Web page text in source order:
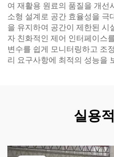
여 재활용 원료의 품질을 개선
소형 설계로 공간 효율성을 극
을 유지하여 공간이 제한된 시
자 친화적인 제어 인터페이스
변수를 쉽게 모니터링하고 조
리 요구사항에 최적의 성능을
실용